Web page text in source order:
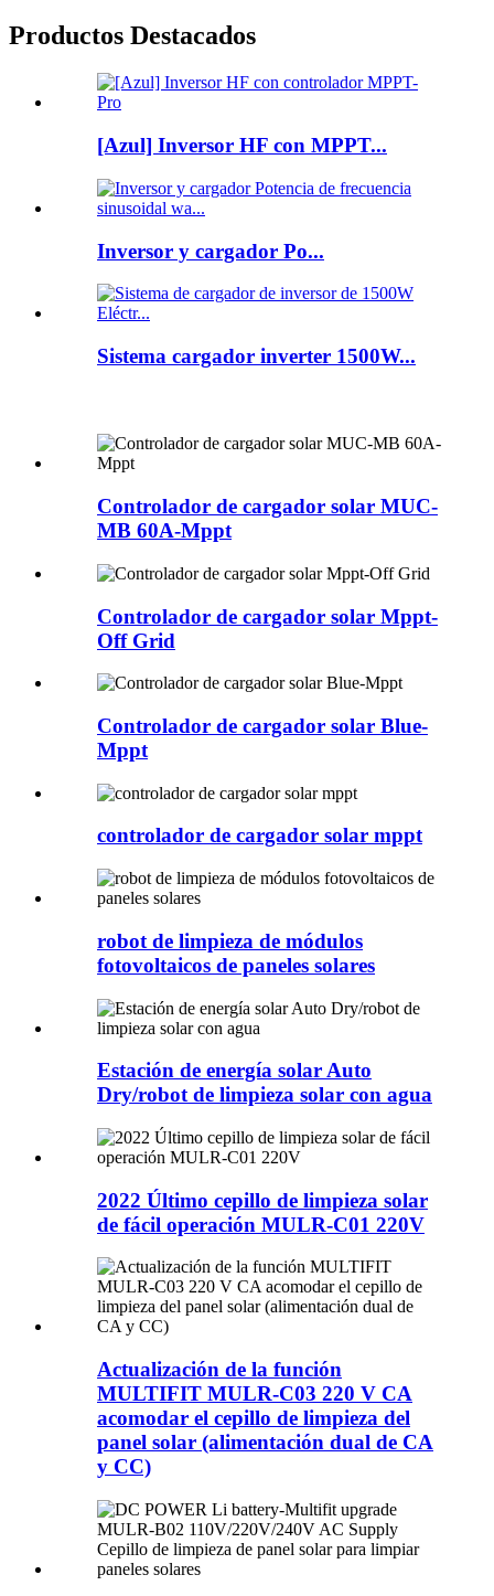
Productos Destacados
[Azul] Inversor HF con MPPT...
Inversor y cargador Po...
Sistema cargador inverter 1500W...
Controlador de cargador solar MUC-
MB 60A-Mppt
Controlador de cargador solar Mppt-
Off Grid
Controlador de cargador solar Blue-
Mppt
controlador de cargador solar mppt
robot de limpieza de módulos
fotovoltaicos de paneles solares
Estación de energía solar Auto
Dry/robot de limpieza solar con agua
2022 Último cepillo de limpieza solar
de fácil operación MULR-C01 220V
Actualización de la función
MULTIFIT MULR-C03 220 V CA
acomodar el cepillo de limpieza del
panel solar (alimentación dual de CA
y CC)